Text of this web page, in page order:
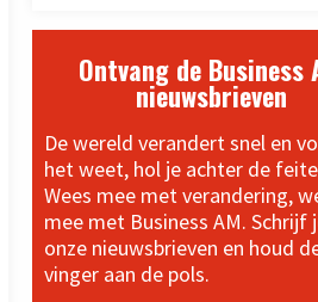
Ontvang de Business
nieuwsbrieven
De wereld verandert snel en
het weet, hol je achter de
Wees mee met verandering,
mee met Business AM. Schrijf
onze nieuwsbrieven en houd
vinger aan de pols.